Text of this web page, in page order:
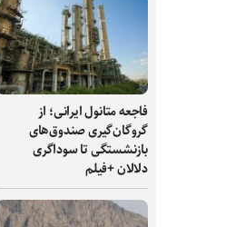
فاجعه متانول ایرانی؛ از
گروگان‌گیری صندوق‌های
بازنشستگی تا سوداگری
دلالان +فیلم